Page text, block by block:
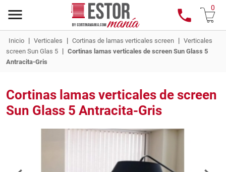
0
Inicio | Verticales | Cortinas de lamas verticales screen | Verticales
screen Sun Glas 5 | Cortinas lamas verticales de screen Sun Glass 5
Antracita-Gris
Cortinas lamas verticales de screen
Sun Glass 5 Antracita-Gris